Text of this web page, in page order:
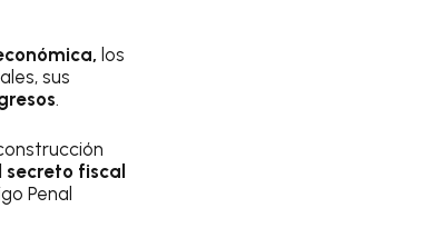
los
sus
.
secreto fiscal
Penal